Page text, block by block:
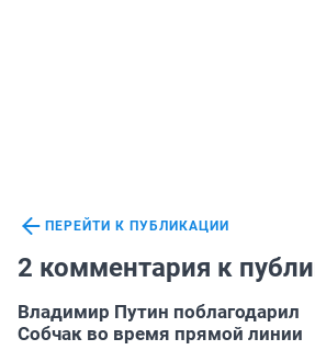
ПЕРЕЙТИ К ПУБЛИКАЦИИ
2 комментария к
Владимир Путин поблагодарил
Собчак во время прямой линии